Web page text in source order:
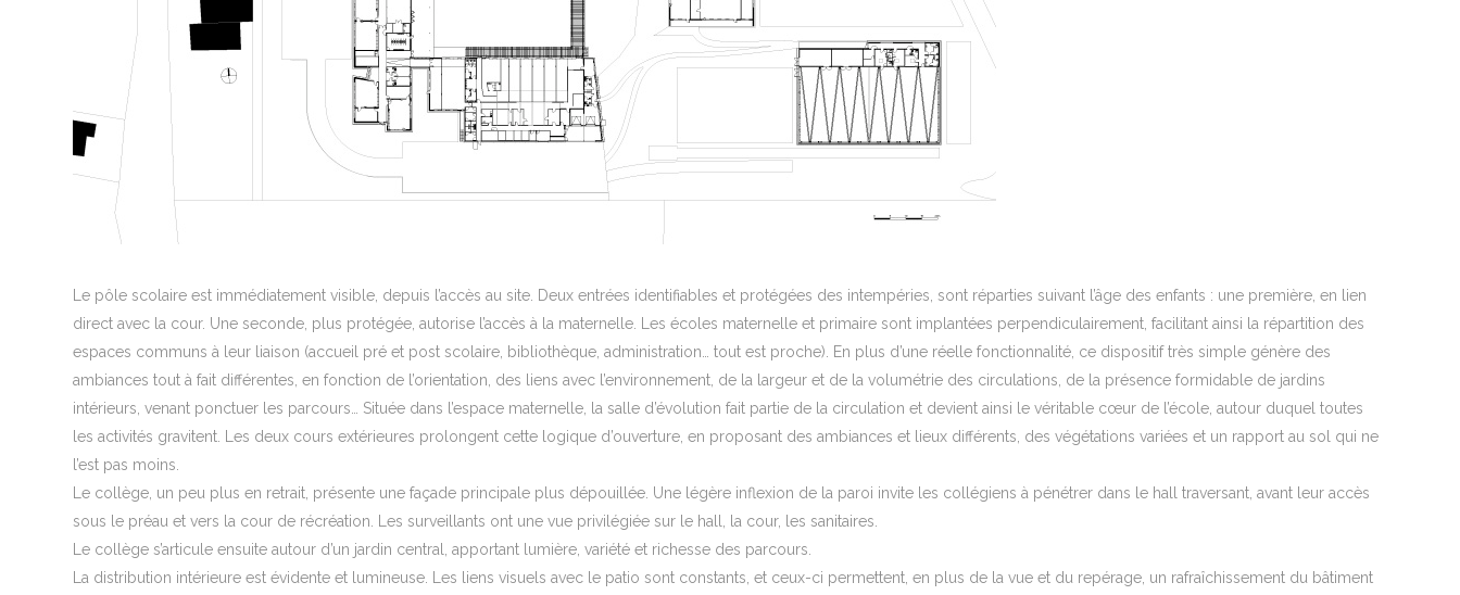
Le pôle scolaire est immédiatement visible, depuis l’accès au site. Deux entrées identifiables et protégées des intempéries, sont réparties suivant l’âge des enfants : une première, en lien
direct avec la cour. Une seconde, plus protégée, autorise l’accès à la maternelle. Les écoles maternelle et primaire sont implantées perpendiculairement, facilitant ainsi la répartition des
espaces communs à leur liaison (accueil pré et post scolaire, bibliothèque, administration… tout est proche). En plus d’une réelle fonctionnalité, ce dispositif très simple génère des
ambiances tout à fait différentes, en fonction de l’orientation, des liens avec l’environnement, de la largeur et de la volumétrie des circulations, de la présence formidable de jardins
intérieurs, venant ponctuer les parcours… Située dans l’espace maternelle, la salle d’évolution fait partie de la circulation et devient ainsi le véritable cœur de l’école, autour duquel toutes
les activités gravitent. Les deux cours extérieures prolongent cette logique d’ouverture, en proposant des ambiances et lieux différents, des végétations variées et un rapport au sol qui ne
l’est pas moins.
Le collège, un peu plus en retrait, présente une façade principale plus dépouillée. Une légère inflexion de la paroi invite les collégiens à pénétrer dans le hall traversant, avant leur accès
sous le préau et vers la cour de récréation. Les surveillants ont une vue privilégiée sur le hall, la cour, les sanitaires.
Le collège s’articule ensuite autour d’un jardin central, apportant lumière, variété et richesse des parcours.
La distribution intérieure est évidente et lumineuse. Les liens visuels avec le patio sont constants, et ceux-ci permettent, en plus de la vue et du repérage, un rafraîchissement du bâtiment